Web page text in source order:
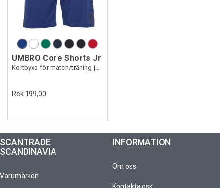
UMBRO Core Shorts Jr
Rek 199,00
SCANTRADE
SCANDINAVIA
Varumärken
INFORMATION
Om oss
Kontakta oss